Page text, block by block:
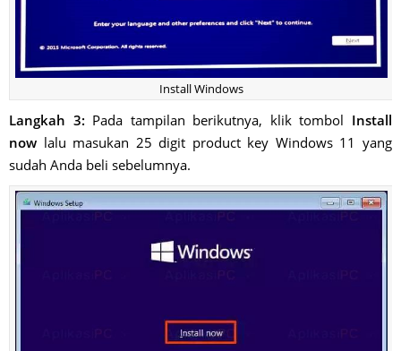
Install Windows
Langkah 3: Pada tampilan berikutnya, klik tombol Install
now lalu masukan 25 digit product key Windows 11 yang
sudah Anda beli sebelumnya.